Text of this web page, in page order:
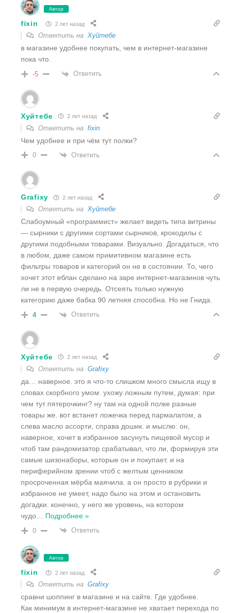
Автор
fixin 2 лет назад
Ответить на Хуйтебе
в магазине удобнее покупать, чем в интернет-магазине
пока что.
-5 Ответить
Хуйтебе 2 лет назад
Ответить на fixin
Чем удобнее и при чём тут полки?
0 Ответить
Grafixy 2 лет назад
Ответить на Хуйтебе
Слабоумный «программист» желает видеть типа витрины
— сырники с другими сортами сырников, крокодилы с
другими подобными товарами. Визуально. Догадаться, что
в любом, даже самом примитивном магазине есть
фильтры товаров и категорий он не в состоянии. То, чего
хочет этот еблан сделано на заре интернет-магазинов чуть
ли не в первую очередь. Отсеять только нужную
категорию даже бабка 90 летняя способна. Но не Гнида.
4 Ответить
Хуйтебе 2 лет назад
Ответить на Grafixy
да… наверное. это я что-то слишком много смысла ищу в
словах скорбного умом. ухожу ложным путем, думая: при
чем тут пятерочкинг? ну там на одной полке разные
товары же. вот встанет ложечка перед пармалатом, а
слева масло ассорти, справа дошик. и мыслю: он,
наверное, хочет в избранное засунуть пищевой мусор и
чтоб там рандомизатор срабатывал, что ли, формируя эти
самые шизонаборы, которые он и покупает. и на
периферийном зрении чтоб с желтым ценником
просроченная мёрба маячила. а он просто в рубрики и
избранное не умеет, надо было на этом и остановить
догадки. конечно, у него же уровень, на котором
чудо
Подробнее »
0 Ответить
Автор
fixin 2 лет назад
Ответить на Grafixy
сравни шоппинг в магазине и на сайте. Где удобнее.
Как минимум в интернет-магазине не хватает перехода по